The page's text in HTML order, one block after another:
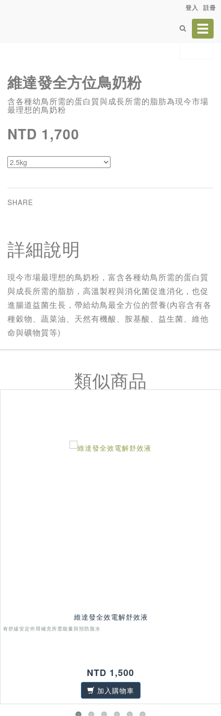
登入 註冊
維達發全方位鳥奶粉
含各種幼鳥所需的蛋白質與成長所需的脂肪為現今市場
最理想的鳥奶粉
NTD 1,700
SHARE
詳細說明
現今市場最理想的鳥奶粉，富含各種幼鳥所需的蛋白質
與成長所需的脂肪，高溫製程與消化菌促進消化，也促
進腸道益菌生長，帶給幼鳥最全方位的營養(內容含有各
種穀物、蔬菜油、天然有機酸、胺基酸、益生菌、維他
命與礦物質等)
類似商品
維達發全效電解舒效液
有舒緩安定作用補充所需能量與預防脫水
NTD 1,500
加入購物車